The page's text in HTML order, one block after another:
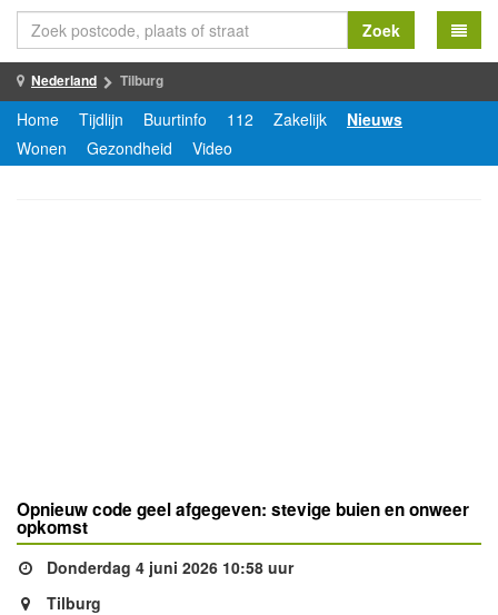
Zoek
Nederland Tilburg
Home Tijdlijn Buurtinfo 112 Zakelijk
Nieuws
Wonen
Gezondheid Video
Opnieuw code geel afgegeven: stevige buien en onweer
opkomst
Donderdag 4 juni 2026 10:58 uur
Tilburg